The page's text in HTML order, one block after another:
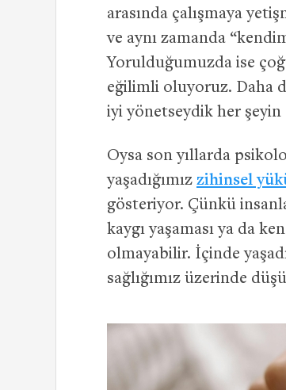
arasında çalışmaya
ve aynı zamanda
Yorulduğumuzda ise
eğilimli oluyoruz. Daha
iyi yönetseydik her şeyin
Oysa son yıllarda
yaşadığımız zihinsel
gösteriyor. Çünkü
kaygı yaşaması ya da
olmayabilir. İçinde
sağlığımız üzerinde